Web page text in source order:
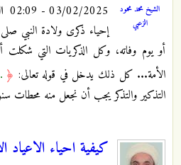
الشيخ محمد محمود
الزعبي
03/02/2025 - 02:09
إحياء ذكرى ولادة النبي صلى
أو يوم وفاته، وكل الذكريات التي شكلت
الأمة... كل ذلك يدخل في قوله تعالى: ﴿
التذكير والتذكر يجب أن نجعل منه محطات
كيفية احياء الاعياد